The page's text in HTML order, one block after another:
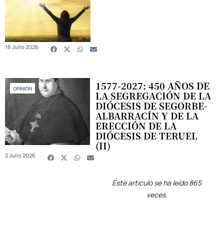
16 Julio 2026
OPINIÓN 1577-2027: 450 AÑOS DE
LA SEGREGACIÓN DE LA
DIÓCESIS DE SEGORBE-
ALBARRACÍN Y DE LA
ERECCIÓN DE LA
DIÓCESIS DE TERUEL
(II)
2 Julio 2026
Este artículo se ha leído 865
veces.